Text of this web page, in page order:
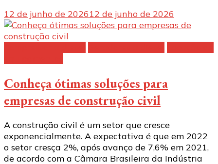
12 de junho de 202612 de junho de 2026
Conheça ótimas soluções para
empresas de construção civil
A construção civil é um setor que cresce
exponencialmente. A expectativa é que em 2022
o setor cresça 2%, após avanço de 7,6% em 2021,
de acordo com a Câmara Brasileira da Indústria